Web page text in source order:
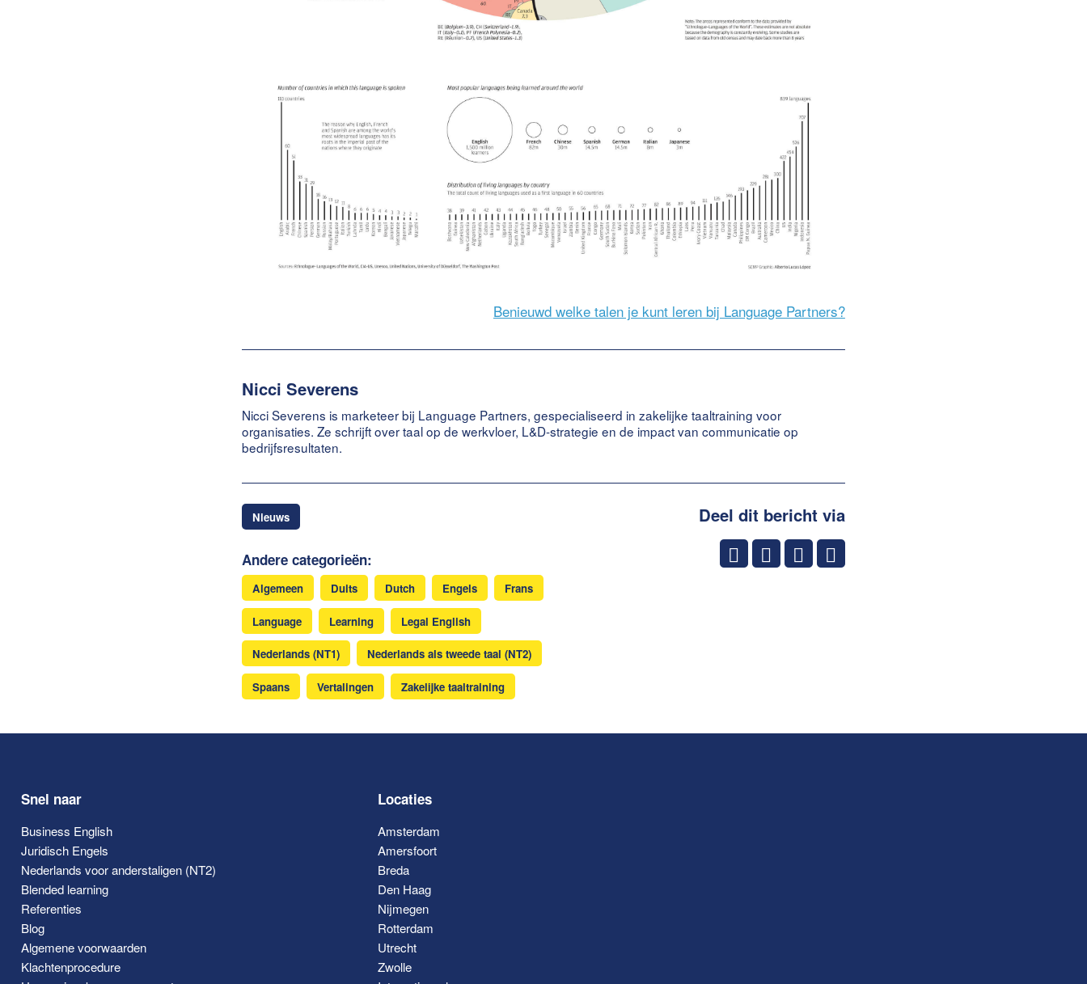
Benieuwd welke talen je kunt leren bij Language Partners?
Nicci Severens
Nicci Severens is marketeer bij Language Partners, gespecialiseerd in zakelijke taaltraining voor
organisaties. Ze schrijft over taal op de werkvloer, L&D-strategie en de impact van communicatie op
bedrijfsresultaten.
Nieuws
Andere categorieën:
Algemeen Duits Dutch Engels Frans
Language Learning Legal English
Nederlands (NT1) Nederlands als tweede taal (NT2)
Spaans Vertalingen Zakelijke taaltraining
Deel dit bericht via
Snel naar
Business English
Juridisch Engels
Nederlands voor anderstaligen (NT2)
Blended learning
Referenties
Blog
Algemene voorwaarden
Klachtenprocedure
Locaties
Amsterdam
Amersfoort
Breda
Den Haag
Nijmegen
Rotterdam
Utrecht
Zwolle